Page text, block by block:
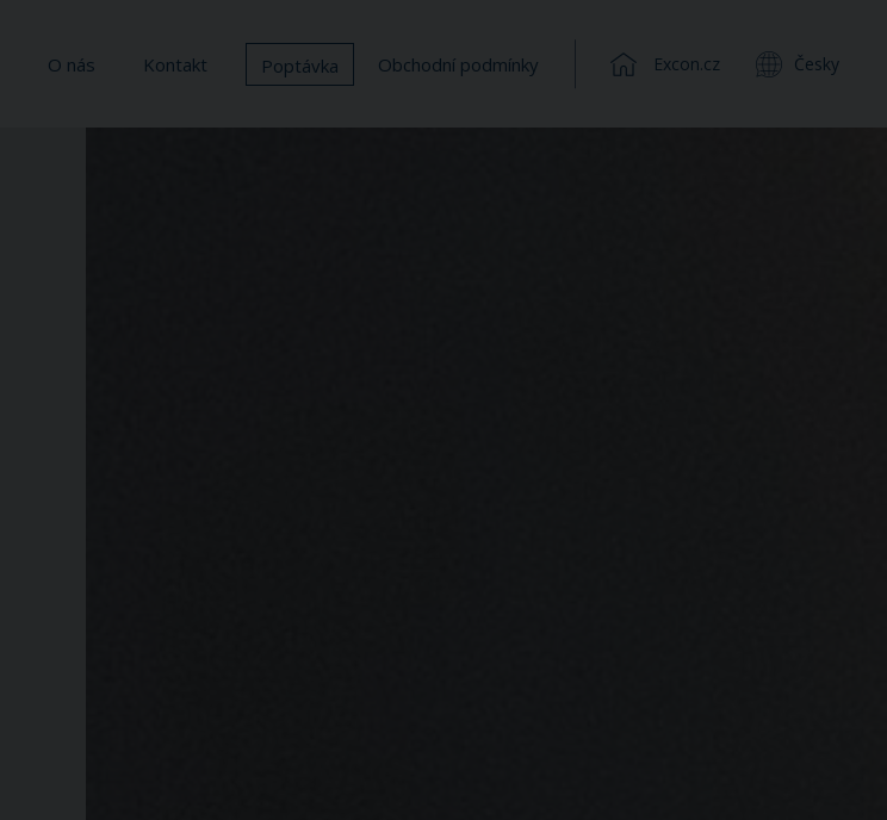
O nás Kontakt Poptávka Obchodní podmínky Excon.cz Česky